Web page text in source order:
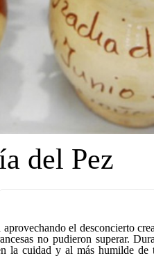
del Pez
el desconcierto
no pudieron superar.
la cuidad y al más humilde